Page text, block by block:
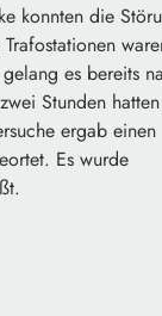
konnten die
es bereits
Stunden
ergab einen
Es wurde